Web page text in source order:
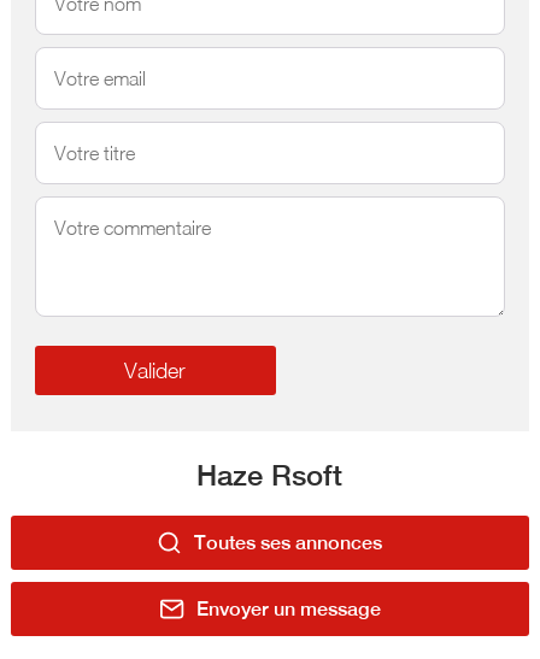
Haze Rsoft
Toutes ses annonces
Envoyer un message